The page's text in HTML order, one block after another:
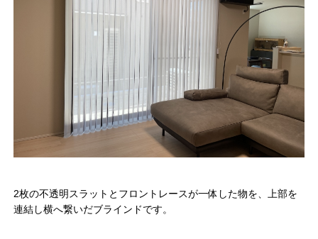
2枚の不透明スラットとフロントレースが一体した物を、上部を
連結し横へ繋いだブラインドです。